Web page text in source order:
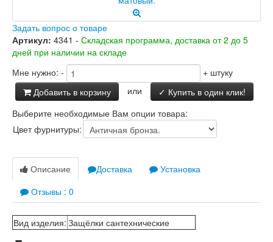
Задать вопрос о товаре
Артикул: 4341 - Складская программа, доставка от 2 до 5
дней при наличии на складе
Мне нужно: - + штуку
Добавить в корзину
или
✓ Купить в один клик!
Выберите необходимые Вам опции товара:
Цвет фурнитуры:
Описание Доставка
Установка
Отзывы : 0
Вид изделия: Защёлки сантехнические